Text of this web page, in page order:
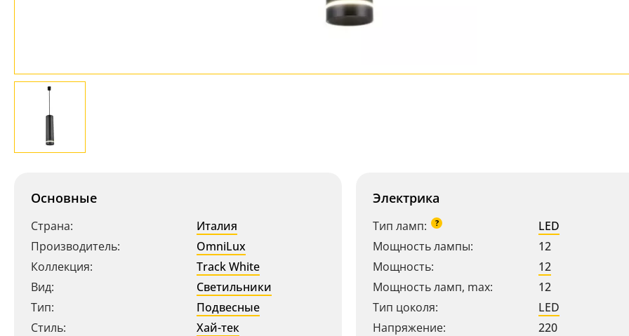
Основные
Страна:
Италия
Производитель:
OmniLux
Коллекция:
Track White
Вид:
Светильники
Тип:
Подвесные
Стиль:
Хай-тек
Электрика
Тип ламп: ?
LED
Мощность лампы:
12
Мощность:
12
Мощность ламп, max:
12
Тип цоколя:
LED
Напряжение:
220